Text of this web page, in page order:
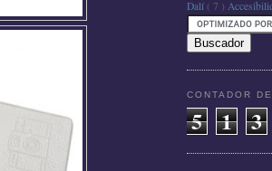
Dalí ( 7 )
CONTADOR
5 1 3